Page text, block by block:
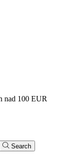
nad 100 EUR
Search